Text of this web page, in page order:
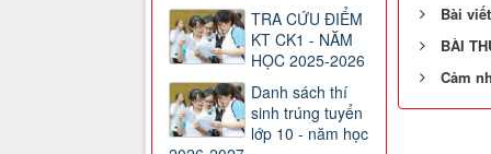
Bài
BÀI
Cảm
TRA CỨU ĐIỂM
KT CK1 - NĂM
HỌC 2025-2026
Danh sách thí
sinh trúng tuyển
lớp 10 - năm học